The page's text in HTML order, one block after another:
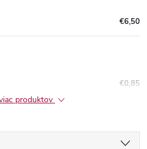
€6,50
€0,85
produktov